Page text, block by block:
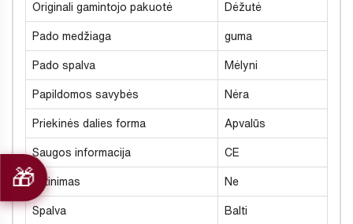
Originali gamintojo pakuotė Dėžutė
Pado medžiaga guma
Pado spalva Mėlyni
Papildomos savybės Nėra
Priekinės dalies forma Apvalūs
Saugos informacija CE
Šiltinimas Ne
Spalva Balti